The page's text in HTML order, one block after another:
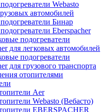
Webasto
автомобилей
Бинар
Eberspacher
подогреватели
для легковых автомобилей
подогреватели
для грузового транспорта
отопителями
Аer
Webasto (Вебасто)
EBERSPACHER